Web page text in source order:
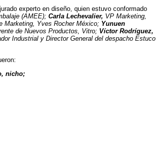
experto en diseño, quien estuvo conformado
(AMEE); Carla Lechevalier, VP Marketing,
Marketing, Yves Rocher México; Yunuen
de Nuevos Productos, Vitro; Víctor Rodríguez,
Industrial y Director General del despacho Estuco
nicho;